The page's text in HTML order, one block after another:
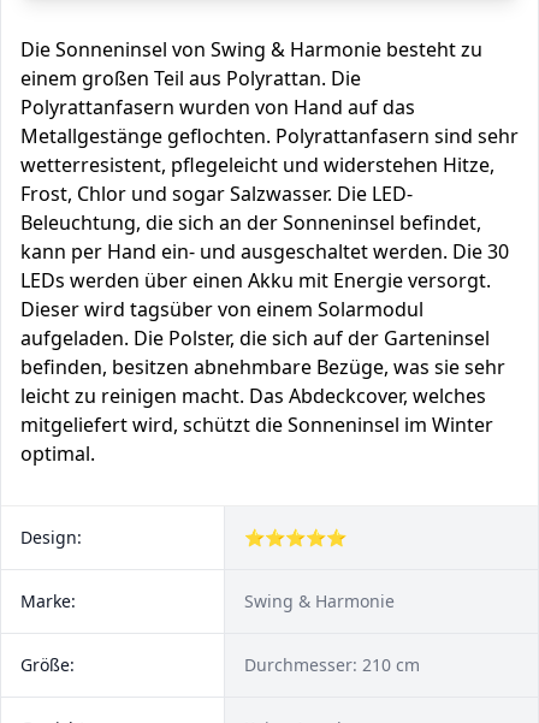
Die Sonneninsel von Swing & Harmonie besteht zu
einem großen Teil aus Polyrattan. Die
Polyrattanfasern wurden von Hand auf das
Metallgestänge geflochten. Polyrattanfasern sind sehr
wetterresistent, pflegeleicht und widerstehen Hitze,
Frost, Chlor und sogar Salzwasser. Die LED-
Beleuchtung, die sich an der Sonneninsel befindet,
kann per Hand ein- und ausgeschaltet werden. Die 30
LEDs werden über einen Akku mit Energie versorgt.
Dieser wird tagsüber von einem Solarmodul
aufgeladen. Die Polster, die sich auf der Garteninsel
befinden, besitzen abnehmbare Bezüge, was sie sehr
leicht zu reinigen macht. Das Abdeckcover, welches
mitgeliefert wird, schützt die Sonneninsel im Winter
optimal.
Design: ⭐⭐⭐⭐⭐
Marke: Swing & Harmonie
Größe: Durchmesser: 210 cm